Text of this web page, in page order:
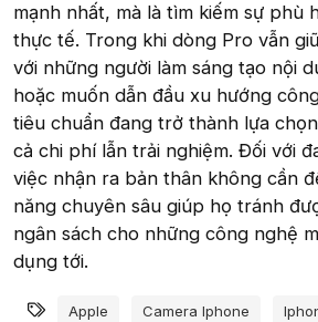
mạnh nhất, mà là tìm kiếm sự phù
thực tế. Trong khi dòng Pro vẫn
với những người làm sáng tạo nội
hoặc muốn dẫn đầu xu hướng
tiêu chuẩn đang trở thành lựa
cả chi phí lẫn trải nghiệm. Đối với
việc nhận ra bản thân không cần
năng chuyên sâu giúp họ tránh
ngân sách cho những công nghệ
dụng tới.
Từ khóa
Apple Camera Iphone